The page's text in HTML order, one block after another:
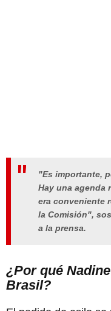
"Es importante,
Hay una agenda
era conveniente
la Comisión",
a la prensa.
¿Por qué
Brasil?